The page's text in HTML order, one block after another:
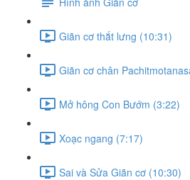
Giãn cơ thắt lưng (10:31)
Giãn cơ chân
Mở hông Con Bướm (3:22)
Xoạc ngang (7:17)
Sai và Sửa Giãn cơ (10:30)